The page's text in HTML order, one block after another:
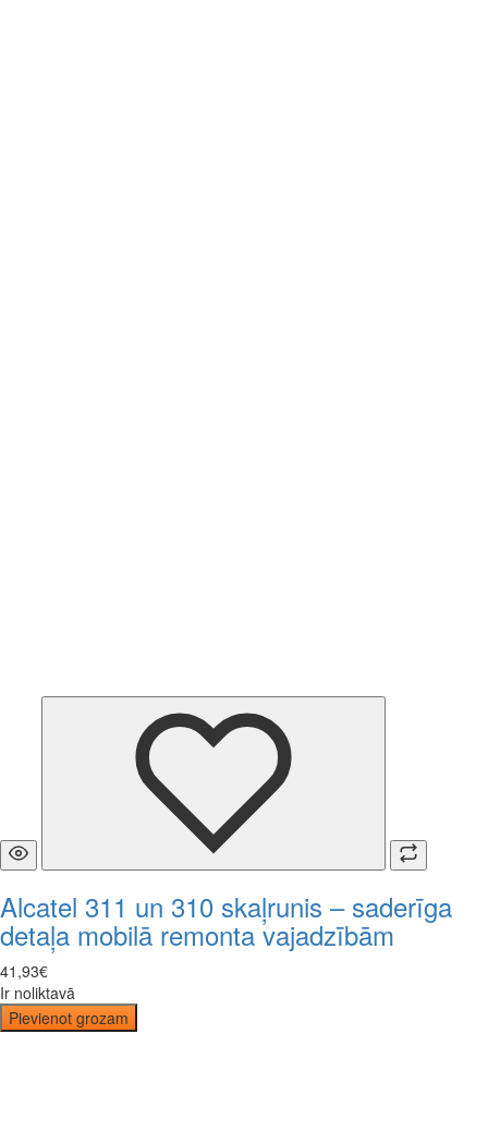
Alcatel 311 un 310 skaļrunis – saderīga
detaļa mobilā remonta vajadzībām
41 ,93€
Ir noliktavā
Pievienot grozam